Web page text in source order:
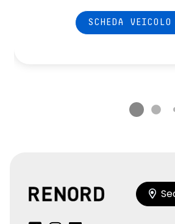
SCHEDA VEICOLO